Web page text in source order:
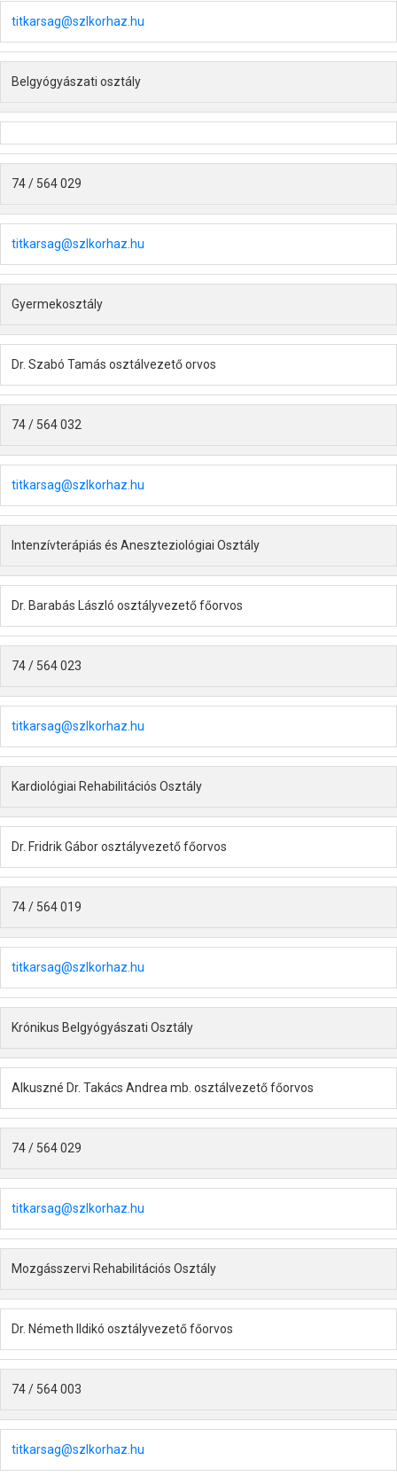
titkarsag@szlkorhaz.hu
Belgyógyászati osztály
74 / 564 029
titkarsag@szlkorhaz.hu
Gyermekosztály
Dr. Szabó Tamás osztálvezető orvos
74 / 564 032
titkarsag@szlkorhaz.hu
Intenzívterápiás és Aneszteziológiai Osztály
Dr. Barabás László osztályvezető főorvos
74 / 564 023
titkarsag@szlkorhaz.hu
Kardiológiai Rehabilitációs Osztály
Dr. Fridrik Gábor osztályvezető főorvos
74 / 564 019
titkarsag@szlkorhaz.hu
Krónikus Belgyógyászati Osztály
Alkuszné Dr. Takács Andrea mb. osztálvezető főorvos
74 / 564 029
titkarsag@szlkorhaz.hu
Mozgásszervi Rehabilitációs Osztály
Dr. Németh Ildikó osztályvezető főorvos
74 / 564 003
titkarsag@szlkorhaz.hu